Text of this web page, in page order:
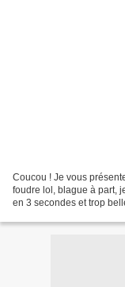
Coucou ! Je vous
foudre lol, blague à part,
en 3 secondes et trop